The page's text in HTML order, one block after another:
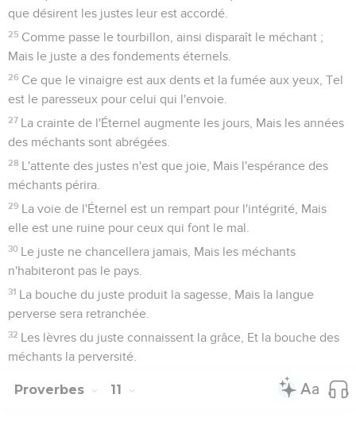
que désirent les justes leur est accordé.
25 Comme passe le tourbillon, ainsi disparaît le méchant ;
Mais le juste a des fondements éternels.
26 Ce que le vinaigre est aux dents et la fumée aux yeux, Tel
est le paresseux pour celui qui l'envoie.
27 La crainte de l'Éternel augmente les jours, Mais les années
des méchants sont abrégées.
28 L'attente des justes n'est que joie, Mais l'espérance des
méchants périra.
29 La voie de l'Éternel est un rempart pour l'intégrité, Mais
elle est une ruine pour ceux qui font le mal.
30 Le juste ne chancellera jamais, Mais les méchants
n'habiteront pas le pays.
31 La bouche du juste produit la sagesse, Mais la langue
perverse sera retranchée.
32 Les lèvres du juste connaissent la grâce, Et la bouche des
méchants la perversité.
Proverbes 11